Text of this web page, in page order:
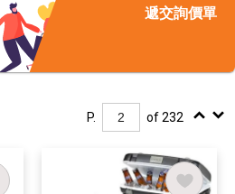
遞交詢價單
P. of 232